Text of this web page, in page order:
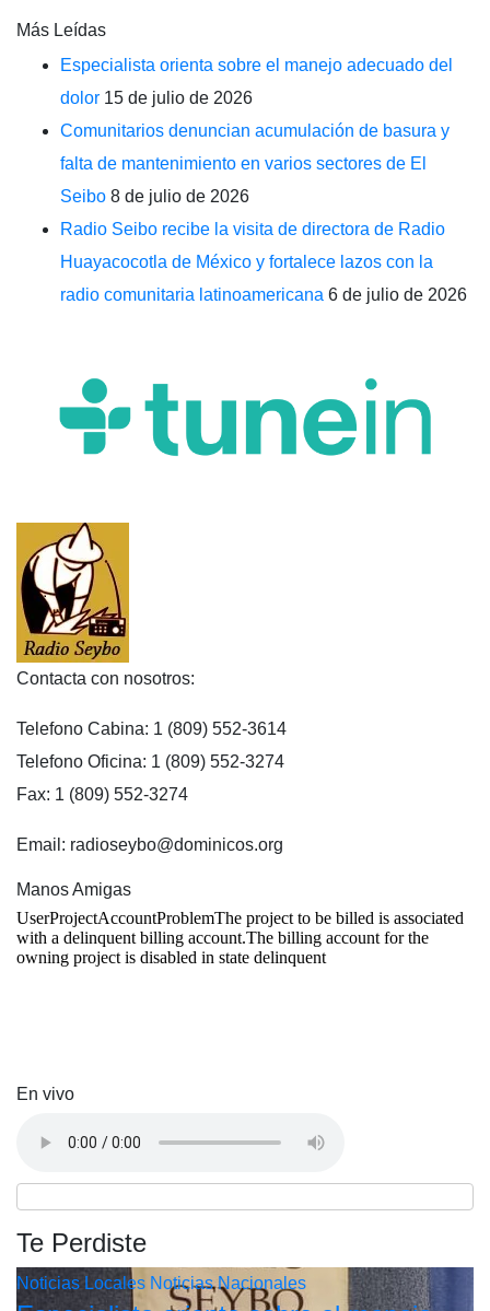
Más Leídas
Especialista orienta sobre el manejo adecuado del
dolor 15 de julio de 2026
Comunitarios denuncian acumulación de basura y
falta de mantenimiento en varios sectores de El
Seibo 8 de julio de 2026
Radio Seibo recibe la visita de directora de Radio
Huayacocotla de México y fortalece lazos con la
radio comunitaria latinoamericana 6 de julio de 2026
Contacta con nosotros:
Telefono Cabina: 1 (809) 552-3614
Telefono Oficina: 1 (809) 552-3274
Fax: 1 (809) 552-3274
Email: radioseybo@dominicos.org
Manos Amigas
En vivo
Te Perdiste
Noticias Locales Noticias Nacionales